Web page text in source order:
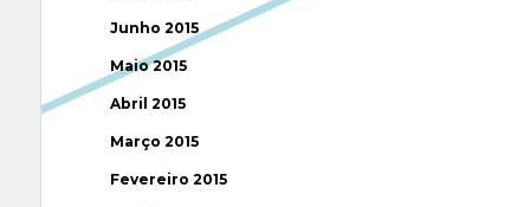
Junho 2015
Maio 2015
Abril 2015
Março 2015
Fevereiro 2015